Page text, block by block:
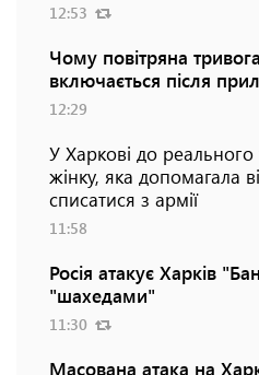
12:53
Чому повітряна
включається після
12:29
У Харкові до реального
жінку, яка допомагала
списатися з армії
11:58
Росія атакує Харків
"шахедами"
11:30
Масована атака на